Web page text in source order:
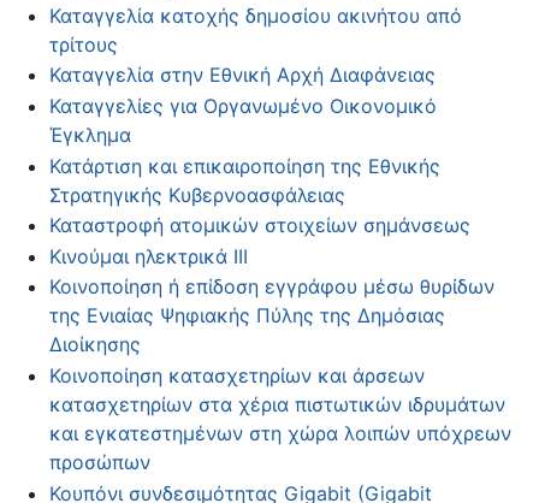
Καταγγελία κατοχής δημοσίου ακινήτου από
τρίτους
Καταγγελία στην Εθνική Αρχή Διαφάνειας
Καταγγελίες για Οργανωμένο Οικονομικό
Έγκλημα
Κατάρτιση και επικαιροποίηση της Εθνικής
Στρατηγικής Κυβερνοασφάλειας
Καταστροφή ατομικών στοιχείων σημάνσεως
Κινούμαι ηλεκτρικά ΙΙΙ
Κοινοποίηση ή επίδοση εγγράφου μέσω θυρίδων
της Ενιαίας Ψηφιακής Πύλης της Δημόσιας
Διοίκησης
Κοινοποίηση κατασχετηρίων και άρσεων
κατασχετηρίων στα χέρια πιστωτικών ιδρυμάτων
και εγκατεστημένων στη χώρα λοιπών υπόχρεων
προσώπων
Κουπόνι συνδεσιμότητας Gigabit (Gigabit